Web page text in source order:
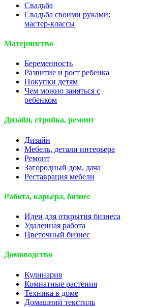
Свадьба
Свадьба своими руками:
мастер-классы
Материнство
Беременность
Развитие и рост ребенка
Покупки детям
Чем можно заняться с
ребенком
Дизайн, стройка, ремонт
Дизайн
Мебель, детали интерьера
Ремонт
Загородный дом, дача
Реставрация мебели
Работа, карьера, бизнес
Идеи для открытия бизнеса
Удаленная работа
Цветочный бизнес
Домоводство
Кулинария
Комнатные растения
Техника в доме
Домашний текстиль